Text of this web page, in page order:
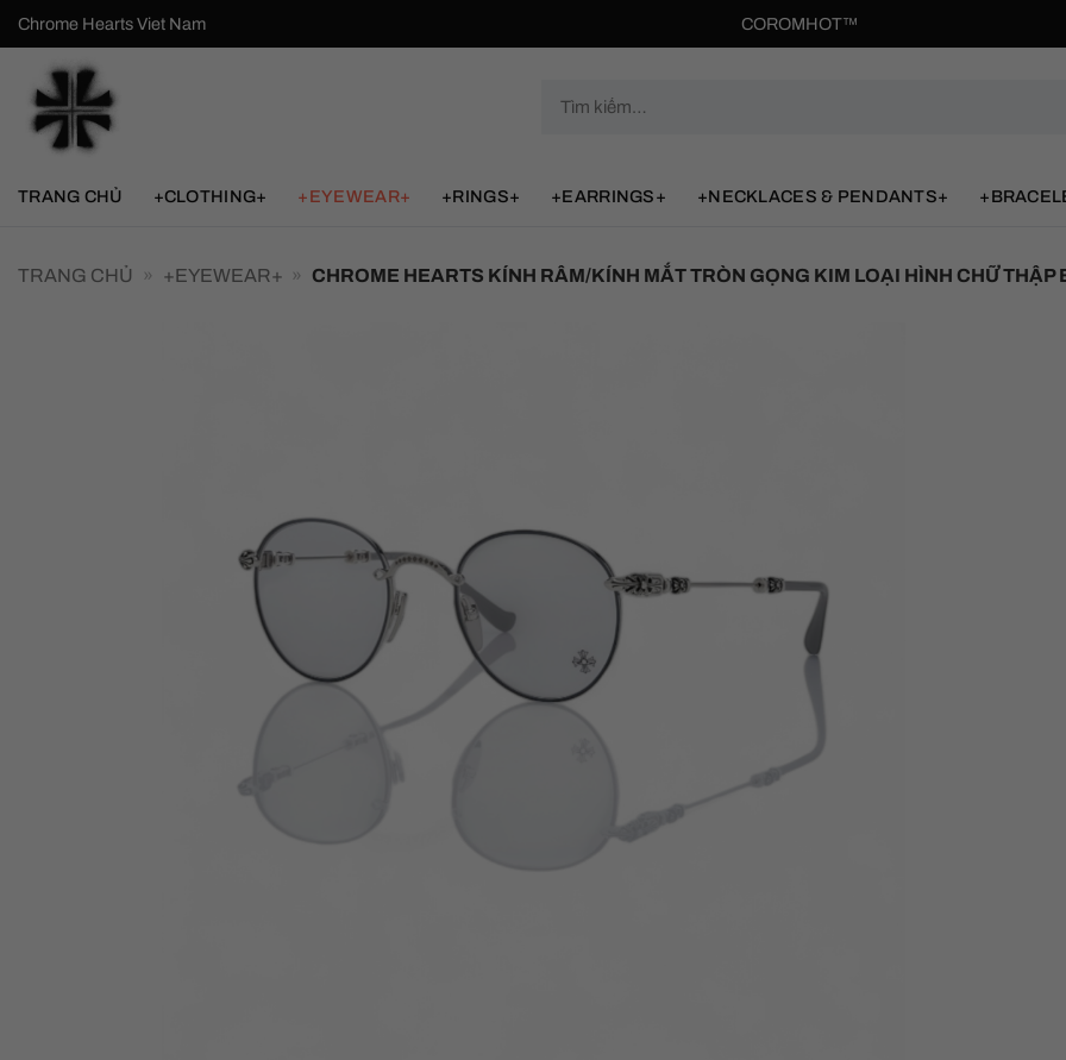
Bỏ
qua
dung
Chrome Hearts Viet Nam COROMHOT™
kiếm:
TRANG CHỦ +CLOTHING+ +EYEWEAR+ +RINGS+ +EARRINGS+ +NECKLACES & PENDANTS+
TRANG CHỦ » +EYEWEAR+ » CHROME HEARTS KÍNH RÂM/KÍNH MẮT TRÒN GỌNG KIM LOẠI HÌNH CHỮ THẬP